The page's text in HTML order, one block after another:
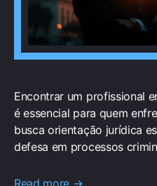
Encontrar um profissional
é essencial para quem
busca orientação jurídica
defesa em processos
Read more →